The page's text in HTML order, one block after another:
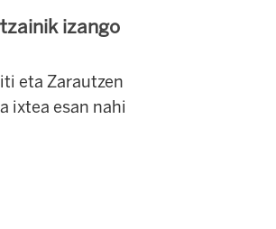
izango
eta Zarautzen
ixtea esan nahi